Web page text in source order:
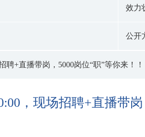
效力
公开
聘+直播带岗，5000岗位“职”等你来！！
，现场招聘+直播带岗